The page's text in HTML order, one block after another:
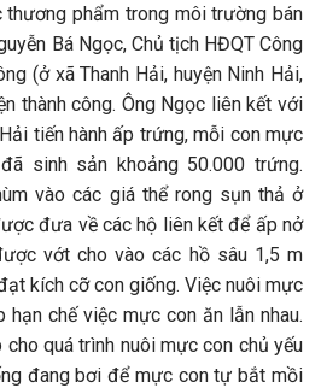
thương phẩm trong môi trường bán
Bá Ngọc, Chủ tịch HĐQT Công
(ở xã Thanh Hải, huyện Ninh Hải,
thành công. Ông Ngọc liên kết với
tiến hành ấp trứng, mỗi con mực
sinh sản khoảng 50.000 trứng.
vào các giá thể rong sụn thả ở
đưa về các hộ liên kết để ấp nở
vớt cho vào các hồ sâu 1,5 m
kích cỡ con giống. Việc nuôi mực
chế việc mực con ăn lẫn nhau.
quá trình nuôi mực con chủ yếu
đang bơi để mực con tự bắt mồi